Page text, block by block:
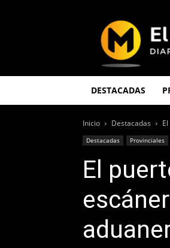
DESTACADAS
Inicio Destacadas
Destacadas Provinciales
El